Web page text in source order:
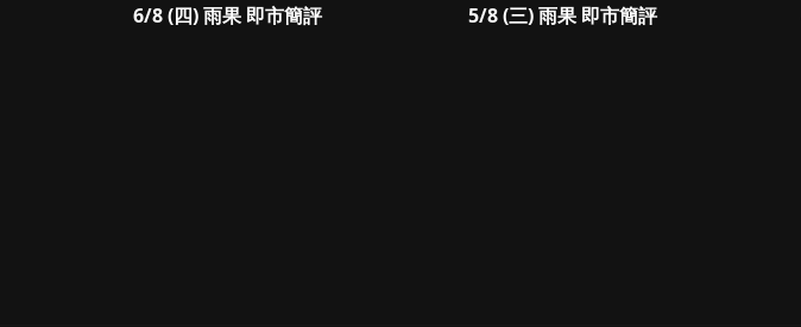
6/8 (四) 雨果 即市簡評 5/8 (三) 雨果 即市簡評